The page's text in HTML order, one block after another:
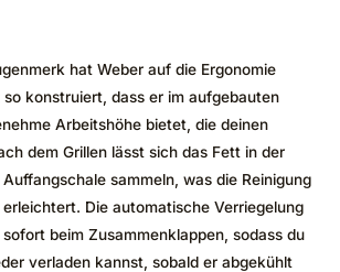
hat Weber auf die Ergonomie
so konstruiert, dass er im aufgebauten
Arbeitshöhe bietet, die deinen
dem Grillen lässt sich das Fett in der
sammeln, was die Reinigung
Die automatische Verriegelung
beim Zusammenklappen, sodass du
verladen kannst, sobald er abgekühlt